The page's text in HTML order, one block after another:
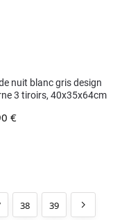
nuit blanc gris design
3 tiroirs, 40x35x64cm
€
38 39